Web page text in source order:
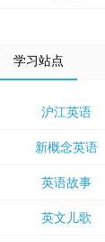
学习站点
沪江英语
新概念英语
英语故事
英文儿歌